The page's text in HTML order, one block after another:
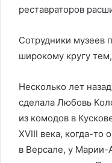
реставраторов
Сотрудники музеев
широкому кругу
Несколько лет
сделала Любовь
из комодов в
XVIII века, когда-то
в Версале, у Марии-